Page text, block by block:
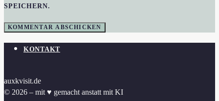
SPEICHERN.
KONTAKT
auxkvisit.de
© 2026 – mit ♥︎ gemacht anstatt mit KI